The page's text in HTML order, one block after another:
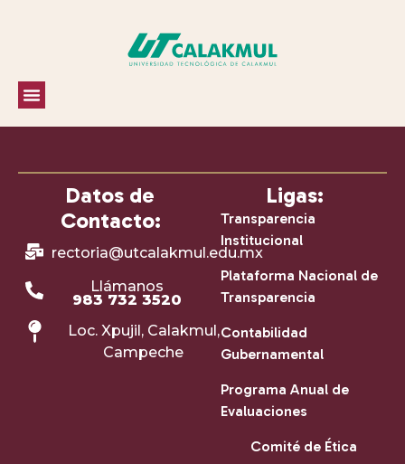
Datos de
Contacto:
rectoria@utcalakmul.edu.mx
Llámanos
983 732 3520
Loc. Xpujil, Calakmul,
Campeche
Ligas:
Transparencia
Institucional
Plataforma Nacional de
Transparencia
Contabilidad
Gubernamental
Programa Anual de
Evaluaciones
Comité de Ética